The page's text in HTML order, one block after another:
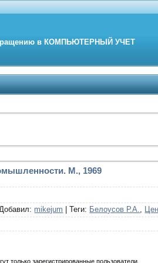
в КОМПЬЮТЕРНЫЙ УЧЕТ
М., 1969
: mikejum |Теги: Белоусов Р.А.,
только зарегистрированные пользователи.